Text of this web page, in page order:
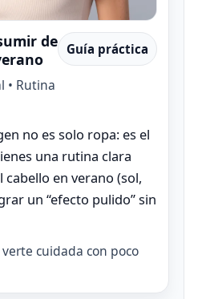
de
• Rutina
Guía práctica
no es solo ropa: es el
una rutina clara
en verano (sol,
un “efecto pulido” sin
cuidada con poco